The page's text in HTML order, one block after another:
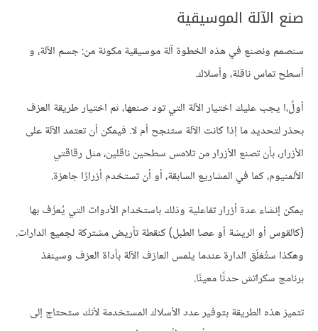
صنع الآلة الموسيقية
سنصمم ونصنع في هذه الخطوة آلة موسيقية مكونة من: جسم الآلة، و
أسطح تماس ناقلة، وأسلاك.
أولً،ا يجب عليك اختيار الآلة التي تود صنعها، ثم اختيار طريقة العزف
بحذر لتحديد ما إذا كانت الآلة ستنجح أم لا. فيمكن أن تعتمد الآلة على
الأزرار، بأن تصنع الأزرار من تلامس سطحين ناقلين، مثل رقاقتي
الألمنيوم، كما في المشاريع السابقة، أو أن تستخدم أزرارًا جاهزة.
يمكن إنشاء عدة أزرار تفاعلية وذلك باستخدام الأدوات التي يُعزَف بها
(كالقوس أو الريشة أو عصا الطبل) كنقطة تأريض مشتركة لجميع الدارات.
وهكذا ستُغلَق الدارة عندما يلمس العازف الآلة بأداة العزف وسينفذ
برنامج سكراتش حدثًا معينًا.
تتميز هذه الطريقة بتوفير عدد الأسلاك المستخدمة لأنك ستحتاج إلى